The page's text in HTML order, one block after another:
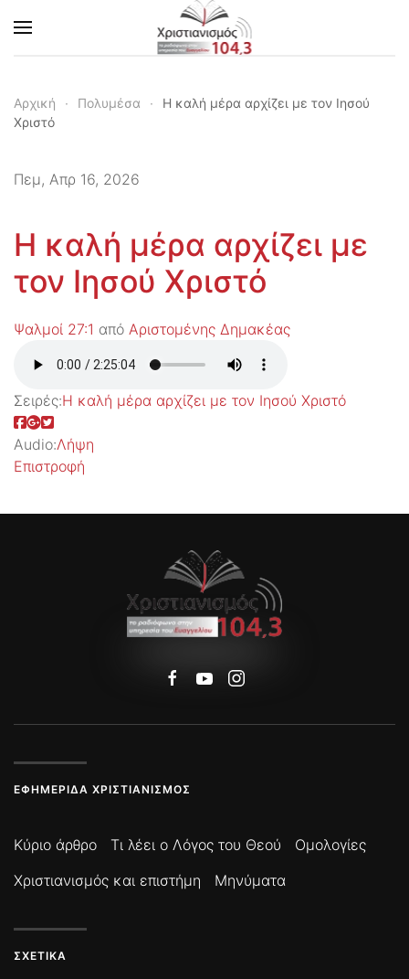
Skip to main content
Αρχική Πολυμέσα
Η καλή μέρα αρχίζει με τον Ιησού
Χριστό
Πεμ, Απρ 16, 2026
Η καλή μέρα αρχίζει με
τον Ιησού Χριστό
Ψαλμοί 27:1 από Αριστομένης Δημακέας
Σειρές:Η καλή μέρα αρχίζει με τον Ιησού Χριστό
Audio:Λήψη
Επιστροφή
ΕΦΗΜΕΡΊΔΑ ΧΡΙΣΤΙΑΝΙΣΜΌΣ
Κύριο άρθρο Τι λέει ο Λόγος του Θεού
Ομολογίες
Χριστιανισμός και επιστήμη
Μηνύματα
ΣΧΕΤΙΚΆ